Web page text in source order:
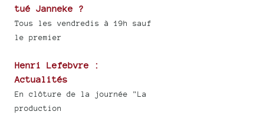
tué Janneke ?
Tous les vendredis à 19h sauf
le premier
Henri Lefebvre :
Actualités
En clôture de la journée "La
production